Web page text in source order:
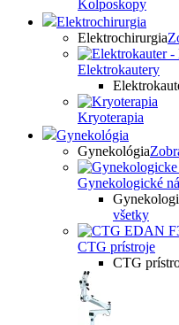
Kolposkopy
Elektrochirurgia
Elektrochirurgia
Elektrokautery
Kryoterapia
Gynekológia
Gynekológia
Gynekologické
všetky
CTG prístroje
CTG